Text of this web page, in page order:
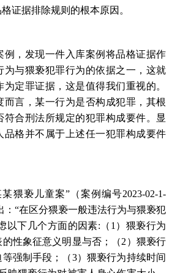
证据排除规则的根本原因。
例，发现一件入库案例将品格证据作
为与猥亵犯罪行为的依据之一，这就
定罪证据，这是值得我们重视的。
而言，某一行为是否构成犯罪，其根
符合刑法所规定的犯罪构成要件。显
品格并不属于上述任一犯罪构成要件
猥亵儿童案”（案例编号2023-02-1-
：“在区分猥亵一般违法行为与猥亵犯
以下几个方面的因素: （ 1 ）猥亵行为
性象征意义明显与否；（2 ）猥亵行
强制手段；（3）猥亵行为持续时间